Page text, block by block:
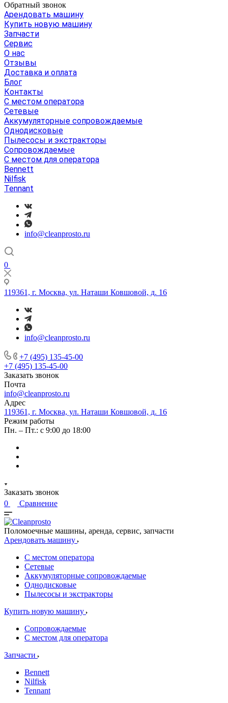
Обратный звонок
Арендовать машину
Купить новую машину
Запчасти
Сервис
О нас
Отзывы
Доставка и оплата
Блог
Контакты
С местом оператора
Сетевые
Аккумуляторные сопровождаемые
Однодисковые
Пылесосы и экстракторы
Сопровождаемые
С местом для оператора
Bennett
Nilfisk
Tennant
info@cleanprosto.ru
0
119361, г. Москва, ул. Наташи Ковшовой, д. 16
info@cleanprosto.ru
+7 (495) 135-45-00
+7 (495) 135-45-00
Заказать звонок
Почта
info@cleanprosto.ru
Адрес
119361, г. Москва, ул. Наташи Ковшовой, д. 16
Режим работы
Пн. – Пт.: с 9:00 до 18:00
Заказать звонок
0
Сравнение
Поломоечные машины, аренда, сервис, запчасти
Арендовать машину
С местом оператора
Сетевые
Аккумуляторные сопровождаемые
Однодисковые
Пылесосы и экстракторы
Купить новую машину
Сопровождаемые
С местом для оператора
Запчасти
Bennett
Nilfisk
Tennant